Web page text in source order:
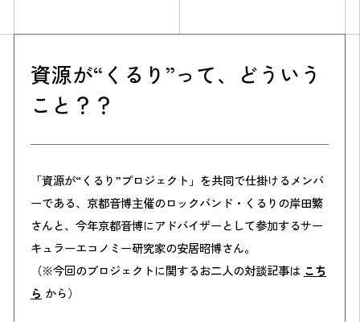
資源が“くるり”って、どういう
こと？？
「資源が“くるり”プロジェクト」を共同で仕掛けるメンバ
ーである、京都音博主催のロックバンド・くるりの岸田繁
さんと、今年京都音博にアドバイザーとして参加するサー
キュラーエコノミー研究家の安居昭博さん。
（※今回のプロジェクトに関するお二人の対談記事は こち
ら から）